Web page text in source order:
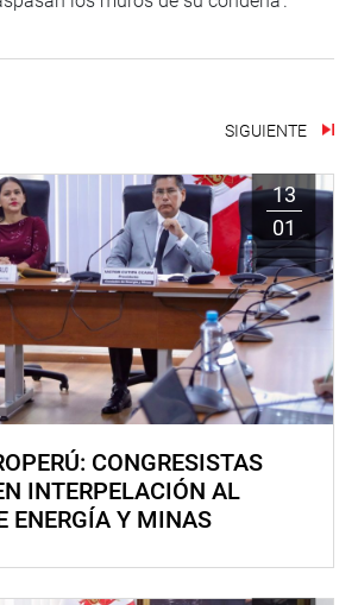
SIGUIENTE
13
01
CONGRESISTAS
INTERPELACIÓN AL
ENERGÍA Y MINAS